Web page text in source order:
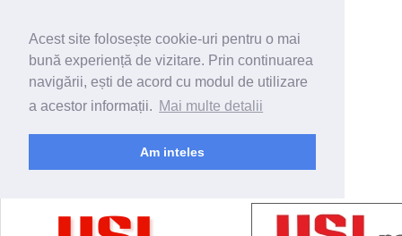
Acest site folosește cookie-uri pentru o mai
bună experiență de vizitare. Prin continuarea
navigării, ești de acord cu modul de utilizare
a acestor informații. Mai multe detalii
Am inteles